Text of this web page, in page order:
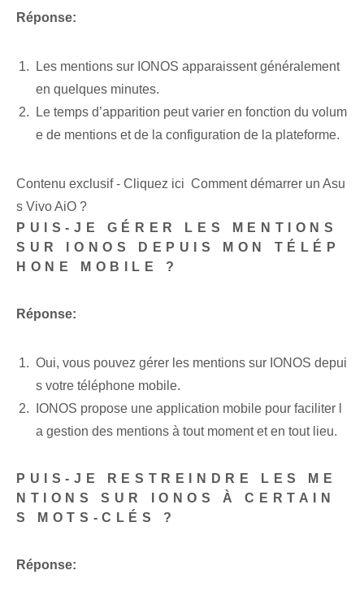
Réponse:
Les mentions sur IONOS apparaissent généralement
en quelques minutes.
Le temps d’apparition peut varier en fonction du volum
e de mentions et de la configuration de la plateforme.
Contenu exclusif - Cliquez ici Comment démarrer un Asu
s Vivo AiO ?
PUIS-JE GÉRER LES MENTIONS
SUR IONOS DEPUIS MON TÉLÉP
HONE MOBILE ?
Réponse:
Oui, vous pouvez gérer les mentions sur IONOS depui
s votre téléphone mobile.
IONOS propose une application mobile pour faciliter l
a gestion des mentions à tout moment et en tout lieu.
PUIS-JE RESTREINDRE LES ME
NTIONS SUR IONOS À CERTAIN
S MOTS-CLÉS ?
Réponse: